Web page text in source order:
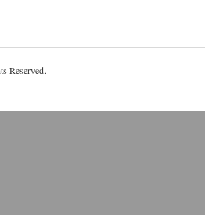
Reserved.